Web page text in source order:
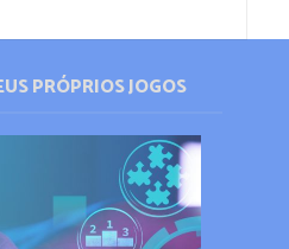
PRÓPRIOS JOGOS